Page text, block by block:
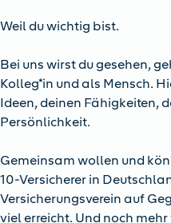
Weil du wichtig bist.
Bei uns wirst du gesehen,
Kolleg*in und als Mensch.
Ideen, deinen Fähigkeiten,
Persönlichkeit.
Gemeinsam wollen und
10-Versicherer in
Versicherungsverein auf
viel erreicht. Und noch mehr